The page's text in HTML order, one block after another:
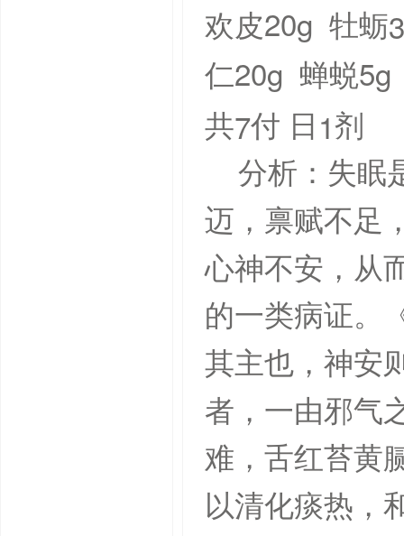
欢皮20g 牡蛎
仁20g 蝉蜕5g
共7付 日 1剂
分析：失眠
迈，禀赋不足
心神不安，从
的一类病证。
其主也，神安
者，一由邪气
难，舌红苔黄
以清化痰热，